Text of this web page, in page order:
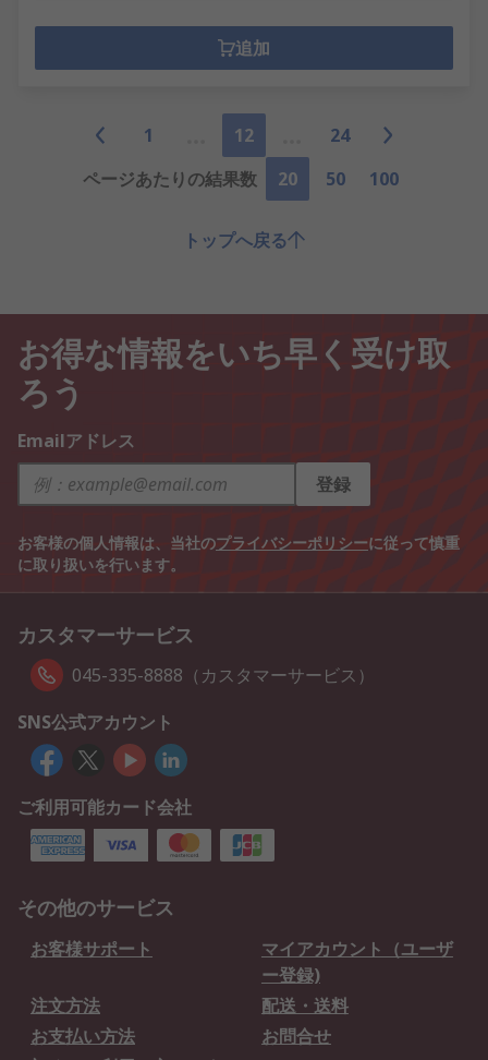
追加
1 12
24
ページあたりの結果数
20 50 100
トップへ戻る
お得な情報をいち早く受け取
ろう
Emailアドレス
登録
お客様の個人情報は、当社のプライバシーポリシーに従って慎重
に取り扱いを行います。
カスタマーサービス
045-335-8888（カスタマーサービス）
SNS公式アカウント
ご利用可能カード会社
その他のサービス
お客様サポート
マイアカウント（ユーザ
ー登録)
注文方法
配送・送料
お支払い方法
お問合せ